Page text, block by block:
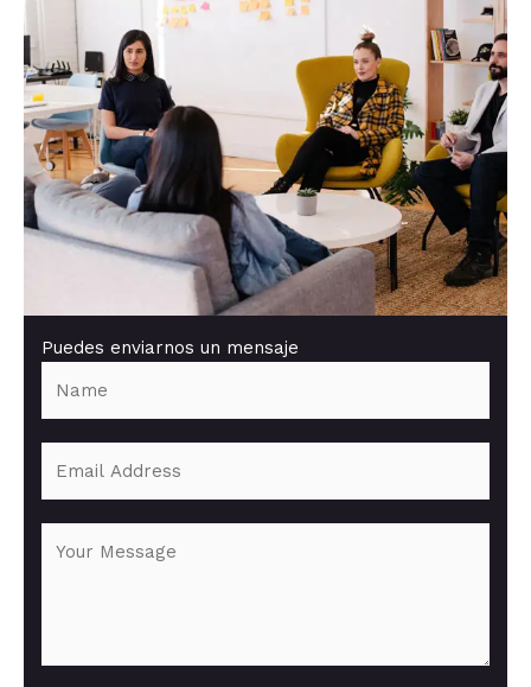
Puedes enviarnos un mensaje